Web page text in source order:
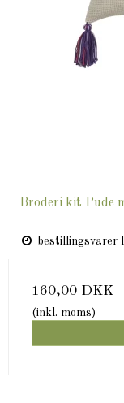
Broderi kit Pude
bestillingsvarer
160,00 DKK
(inkl. moms)